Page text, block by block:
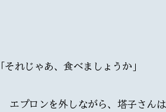
｢それじゃあ、食べましょうか｣
エプロンを外しながら、塔子さん